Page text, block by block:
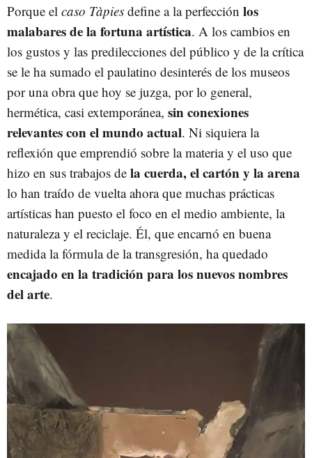
Porque el caso Tàpies define a la perfección los
malabares de la fortuna artística. A los cambios en
los gustos y las predilecciones del público y de la crítica
se le ha sumado el paulatino desinterés de los museos
por una obra que hoy se juzga, por lo general,
hermética, casi extemporánea, sin conexiones
relevantes con el mundo actual. Ni siquiera la
reflexión que emprendió sobre la materia y el uso que
hizo en sus trabajos de la cuerda, el cartón y la arena
lo han traído de vuelta ahora que muchas prácticas
artísticas han puesto el foco en el medio ambiente, la
naturaleza y el reciclaje. Él, que encarnó en buena
medida la fórmula de la transgresión, ha quedado
encajado en la tradición para los nuevos nombres
del arte.